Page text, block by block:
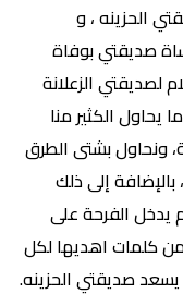
الحزينه ، و
صديقتي بوفاة
لصديقتي الزعلانة
يحاول الكثير منا
ونحاول بشتى الطرق
إلى ذلك
يدخل الفرحة على
كلمات اهديها لكل
صديقتي الحزينه.